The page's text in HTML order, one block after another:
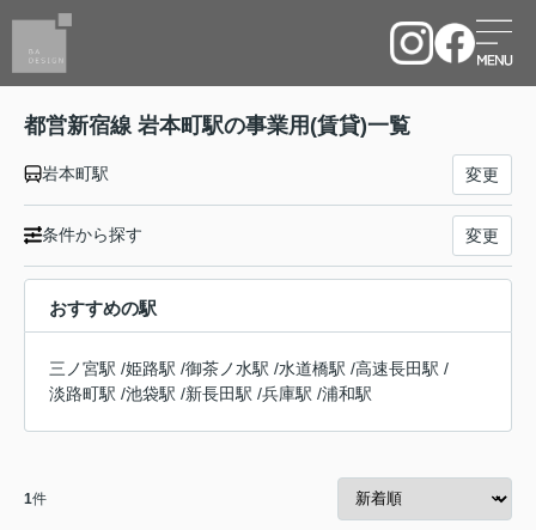
都営新宿線 岩本町駅の事業用(賃貸)一覧
岩本町駅 変更
条件から探す 変更
おすすめの駅
三ノ宮駅 /姫路駅 /御茶ノ水駅 /水道橋駅 /高速長田駅 /
淡路町駅 /池袋駅 /新長田駅 /兵庫駅 /浦和駅
1件